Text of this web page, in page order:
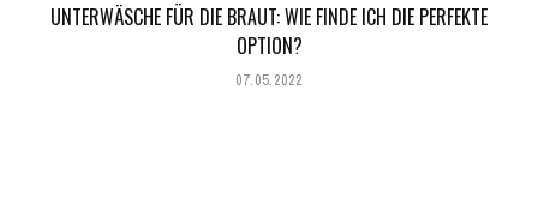
UNTERWÄSCHE FÜR DIE BRAUT: WIE FINDE ICH DIE PERFEKTE
OPTION?
07.05.2022